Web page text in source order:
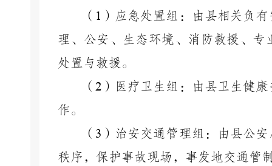
（ 1 ）应急处置组：由县相关负
理、公安、生态环境、消防救援、
处置与救援。
（ 2 ）医疗卫生组：由县卫生健
作。
（ 3 ）治安交通管理组：由县公
秩序，保护事故现场，事发地交通管